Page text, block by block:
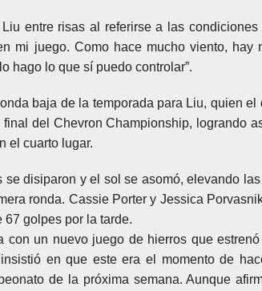
entre risas al referirse a las condiciones
mi juego. Como hace mucho viento, hay
hago lo que sí puedo controlar”.
baja de la temporada para Liu, quien el
del Chevron Championship, logrando
el cuarto lugar.
disiparon y el sol se asomó, elevando las
ronda. Cassie Porter y Jessica
golpes por la tarde.
con un nuevo juego de hierros que
en que este era el momento de
de la próxima semana. Aunque